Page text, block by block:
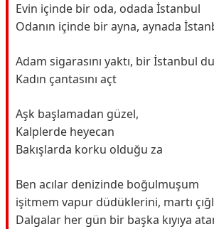
Evin içinde bir oda, odada İstanbul
Odanın içinde bir ayna, aynada
Adam sigarasını yaktı, bir İstanbul
Kadın çantasını açt
Aşk başlamadan güzel,
Kalplerde heyecan
Bakışlarda korku olduğu za
Ben acılar denizinde boğulmuşum
işitmem vapur düdüklerini, martı
Dalgalar her gün bir başka kıyıya